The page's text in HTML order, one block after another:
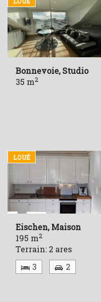
Bonnevoie, Studio
35 m2
LOUÉ
Eischen, Maison
195 m2
Terrain: 2 ares
3
2